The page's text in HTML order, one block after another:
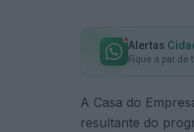
Alertas
Fique a par
A Casa do
resultante do